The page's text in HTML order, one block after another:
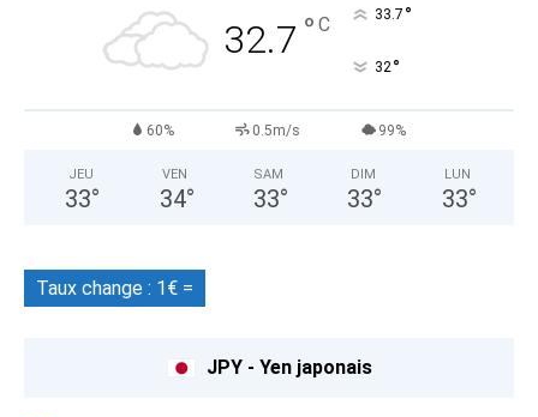
32.7 ° C 33.7 °
32 °
60% 0.5m/s 99%
JEU
33°
VEN
34°
SAM
33°
DIM
33°
LUN
33°
Taux change : 1€ =
JPY - Yen japonais